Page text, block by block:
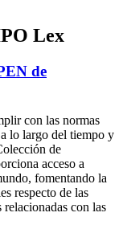
Lex
de
con las normas
lo largo del tiempo y
de
acceso a
fomentando la
respecto de las
con las